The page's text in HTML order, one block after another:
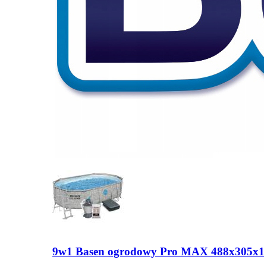
9w1 Basen ogrodowy Pro MAX